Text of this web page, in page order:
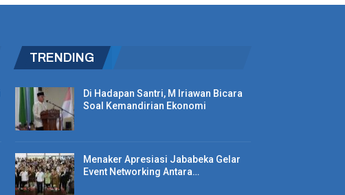
TRENDING
Di Hadapan Santri, M Iriawan Bicara
Soal Kemandirian Ekonomi
Menaker Apresiasi Jababeka Gelar
Event Networking Antara…